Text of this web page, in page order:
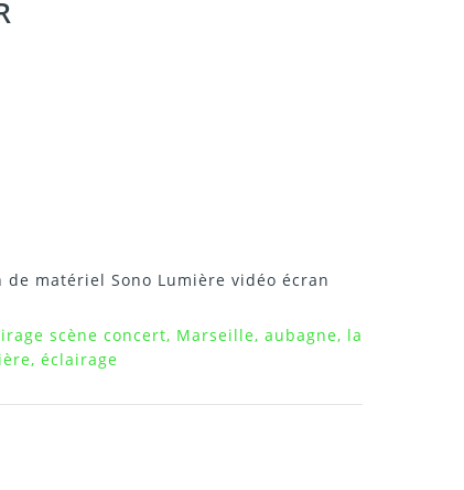
de matériel Sono Lumière vidéo écran
scène concert, Marseille, aubagne, la
éclairage